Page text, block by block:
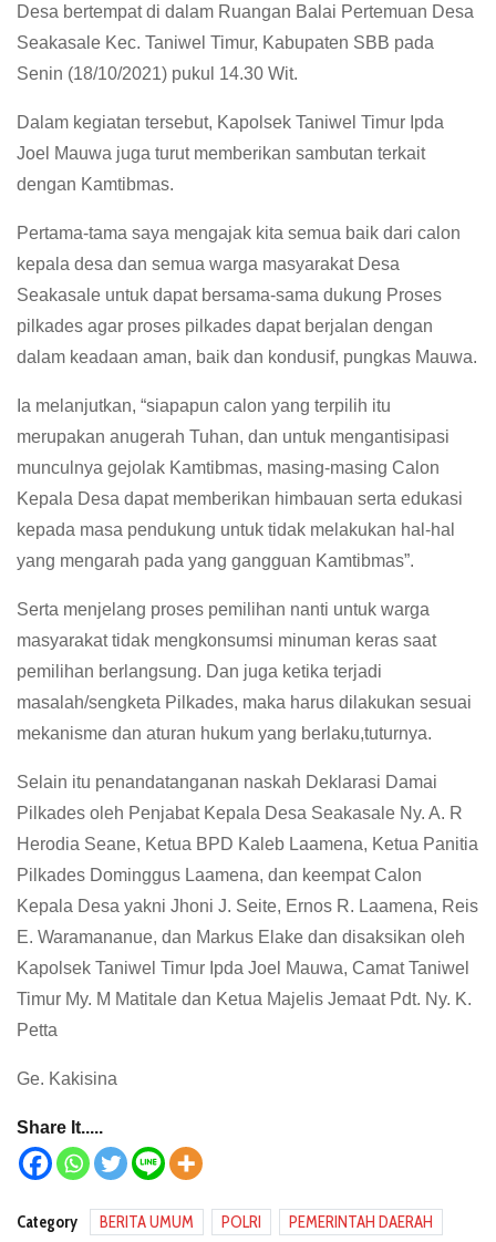
Desa bertempat di dalam Ruangan Balai Pertemuan Desa
Seakasale Kec. Taniwel Timur, Kabupaten SBB pada
Senin (18/10/2021) pukul 14.30 Wit.
Dalam kegiatan tersebut, Kapolsek Taniwel Timur Ipda
Joel Mauwa juga turut memberikan sambutan terkait
dengan Kamtibmas.
Pertama-tama saya mengajak kita semua baik dari calon
kepala desa dan semua warga masyarakat Desa
Seakasale untuk dapat bersama-sama dukung Proses
pilkades agar proses pilkades dapat berjalan dengan
dalam keadaan aman, baik dan kondusif, pungkas Mauwa.
Ia melanjutkan, “siapapun calon yang terpilih itu
merupakan anugerah Tuhan, dan untuk mengantisipasi
munculnya gejolak Kamtibmas, masing-masing Calon
Kepala Desa dapat memberikan himbauan serta edukasi
kepada masa pendukung untuk tidak melakukan hal-hal
yang mengarah pada yang gangguan Kamtibmas”.
Serta menjelang proses pemilihan nanti untuk warga
masyarakat tidak mengkonsumsi minuman keras saat
pemilihan berlangsung. Dan juga ketika terjadi
masalah/sengketa Pilkades, maka harus dilakukan sesuai
mekanisme dan aturan hukum yang berlaku,tuturnya.
Selain itu penandatanganan naskah Deklarasi Damai
Pilkades oleh Penjabat Kepala Desa Seakasale Ny. A. R
Herodia Seane, Ketua BPD Kaleb Laamena, Ketua Panitia
Pilkades Dominggus Laamena, dan keempat Calon
Kepala Desa yakni Jhoni J. Seite, Ernos R. Laamena, Reis
E. Waramananue, dan Markus Elake dan disaksikan oleh
Kapolsek Taniwel Timur Ipda Joel Mauwa, Camat Taniwel
Timur My. M Matitale dan Ketua Majelis Jemaat Pdt. Ny. K.
Petta
Ge. Kakisina
Share It.....
Category BERITA UMUM POLRI PEMERINTAH DAERAH